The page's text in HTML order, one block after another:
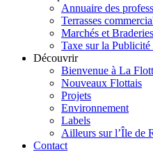
Annuaire des
Terrasses
Marchés et Braderies
Taxe sur la
Découvrir
Bienvenue à La
Nouveaux Flottais
Projets
Environnement
Labels
Ailleurs sur l’Île de
Contact